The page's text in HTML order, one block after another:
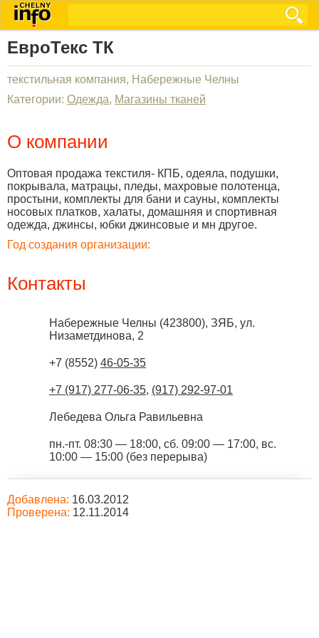
ЕвроТекс ТК
текстильная компания, Набережные Челны
Категории: Одежда, Магазины тканей
О компании
Оптовая продажа текстиля- КПБ, одеяла, подушки,
покрывала, матрацы, пледы, махровые полотенца,
простыни, комплекты для бани и сауны, комплекты
носовых платков, халаты, домашняя и спортивная
одежда, джинсы, юбки джинсовые и мн другое.
Год создания организации:
Контакты
Набережные Челны (423800), ЗЯБ, ул.
Низаметдинова, 2
+7 (8552) 46-05-35
+7 (917) 277-06-35, (917) 292-97-01
Лебедева Ольга Равильевна
пн.-пт. 08:30 — 18:00, сб. 09:00 — 17:00, вс.
10:00 — 15:00 (без перерыва)
Добавлена: 16.03.2012
Проверена: 12.11.2014